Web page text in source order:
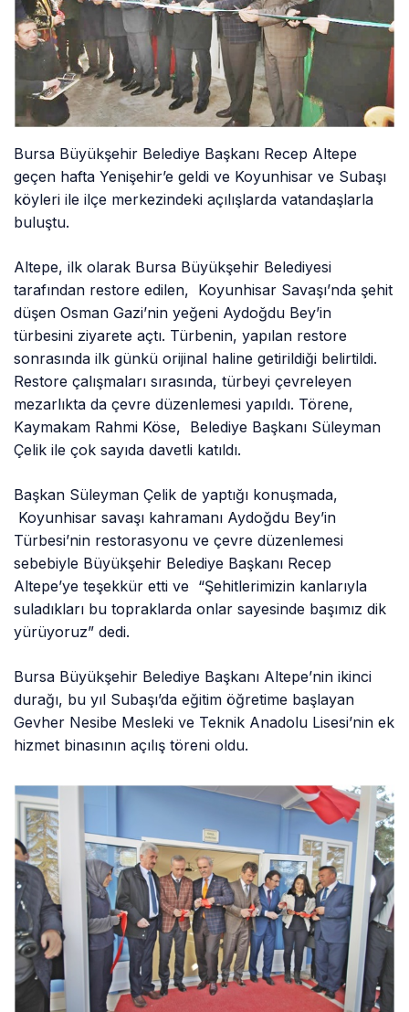
Bursa Büyükşehir Belediye Başkanı Recep Altepe
geçen hafta Yenişehir’e geldi ve Koyunhisar ve Subaşı
köyleri ile ilçe merkezindeki açılışlarda vatandaşlarla
buluştu.
Altepe, ilk olarak Bursa Büyükşehir Belediyesi
tarafından restore edilen, Koyunhisar Savaşı’nda şehit
düşen Osman Gazi’nin yeğeni Aydoğdu Bey’in
türbesini ziyarete açtı. Türbenin, yapılan restore
sonrasında ilk günkü orijinal haline getirildiği belirtildi.
Restore çalışmaları sırasında, türbeyi çevreleyen
mezarlıkta da çevre düzenlemesi yapıldı. Törene,
Kaymakam Rahmi Köse, Belediye Başkanı Süleyman
Çelik ile çok sayıda davetli katıldı.
Başkan Süleyman Çelik de yaptığı konuşmada,
Koyunhisar savaşı kahramanı Aydoğdu Bey’in
Türbesi’nin restorasyonu ve çevre düzenlemesi
sebebiyle Büyükşehir Belediye Başkanı Recep
Altepe’ye teşekkür etti ve “Şehitlerimizin kanlarıyla
suladıkları bu topraklarda onlar sayesinde başımız dik
yürüyoruz” dedi.
Bursa Büyükşehir Belediye Başkanı Altepe’nin ikinci
durağı, bu yıl Subaşı’da eğitim öğretime başlayan
Gevher Nesibe Mesleki ve Teknik Anadolu Lisesi’nin ek
hizmet binasının açılış töreni oldu.